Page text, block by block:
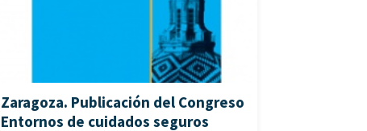
Zaragoza. Publicación del Congreso
Entornos de cuidados seguros